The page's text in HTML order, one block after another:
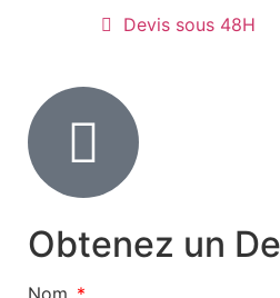
Devis sous 48H
Obtenez un
Nom